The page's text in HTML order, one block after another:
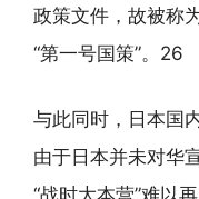
政策文件，故被称
“第一号国策”。26
与此同时，日本国
由于日本并未对华
“战时大本营”难以